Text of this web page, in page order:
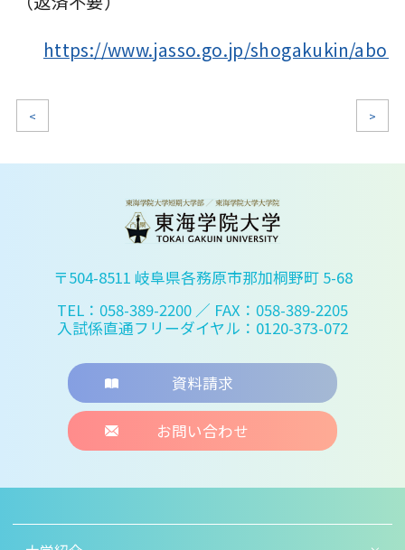
https://www.jasso.go.jp/shogakukin/
< >
〒504-8511 岐阜県各務原市那加桐野町 5-68
TEL：058-389-2200 ／ FAX：058-389-2205
入試係直通フリーダイヤル：0120-373-072
資料請求
お問い合わせ